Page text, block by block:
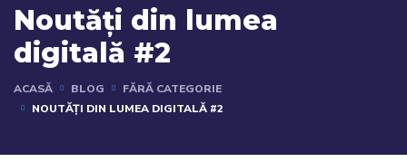
Noutăți din lumea
digitală #2
ACASĂ BLOG
FĂRĂ CATEGORIE
NOUTĂȚI DIN LUMEA DIGITALĂ #2